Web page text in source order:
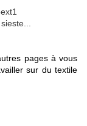
pages à vous
sur du textile